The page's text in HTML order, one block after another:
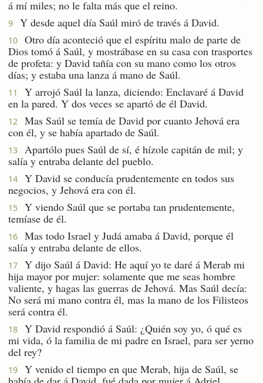
á mí miles; no le falta más que el reino.
9 Y desde aquel día Saúl miró de través á David.
10
Otro día aconteció que el espíritu malo de parte de
Dios tomó á Saúl, y mostrábase en su casa con trasportes
de profeta: y David tañía con su mano como los otros
días; y estaba una lanza á mano de Saúl.
11
Y arrojó Saúl la lanza, diciendo: Enclavaré á David
en la pared. Y dos veces se apartó de él David.
12
Mas Saúl se temía de David por cuanto Jehová era
con él, y se había apartado de Saúl.
13
Apartólo pues Saúl de sí, é hízole capitán de mil; y
salía y entraba delante del pueblo.
14
Y David se conducía prudentemente en todos sus
negocios, y Jehová era con él.
15
Y viendo Saúl que se portaba tan prudentemente,
temíase de él.
16
Mas todo Israel y Judá amaba á David, porque él
salía y entraba delante de ellos.
17
Y dijo Saúl á David: He aquí yo te daré á Merab mi
hija mayor por mujer: solamente que me seas hombre
valiente, y hagas las guerras de Jehová. Mas Saúl decía:
No será mi mano contra él, mas la mano de los Filisteos
será contra él.
18
Y David respondió á Saúl: ¿Quién soy yo, ó qué es
mi vida, ó la familia de mi padre en Israel, para ser yerno
del rey?
19
Y venido el tiempo en que Merab, hija de Saúl, se